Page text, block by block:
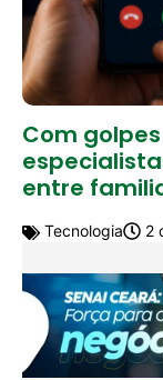
Com
entre
Tecnologia 2